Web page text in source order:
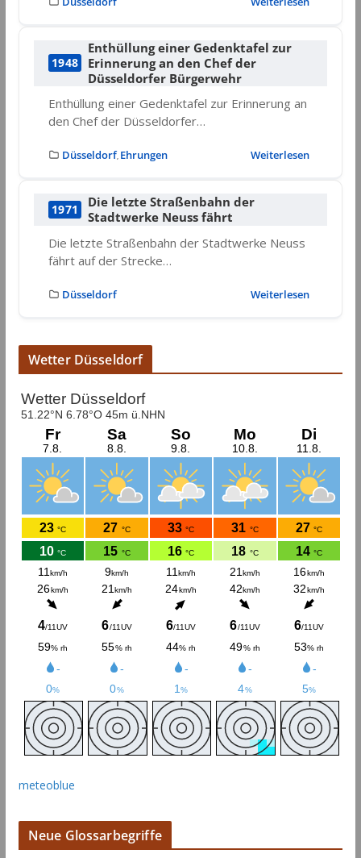
1948
Enthüllung einer Gedenktafel zur
Erinnerung an den Chef der
Düsseldorfer Bürgerwehr
Enthüllung einer Gedenktafel zur Erinnerung an
den Chef der Düsseldorfer…
Düsseldorf, Ehrungen Weiterlesen
1971
Die letzte Straßenbahn der
Stadtwerke Neuss fährt
Die letzte Straßenbahn der Stadtwerke Neuss
fährt auf der Strecke…
Düsseldorf Weiterlesen
Wetter Düsseldorf
meteoblue
Neue Glossarbegriffe